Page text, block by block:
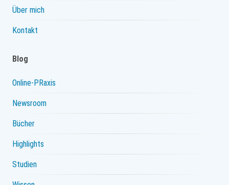
Über mich
Kontakt
Blog
Online-PRaxis
Newsroom
Bücher
Highlights
Studien